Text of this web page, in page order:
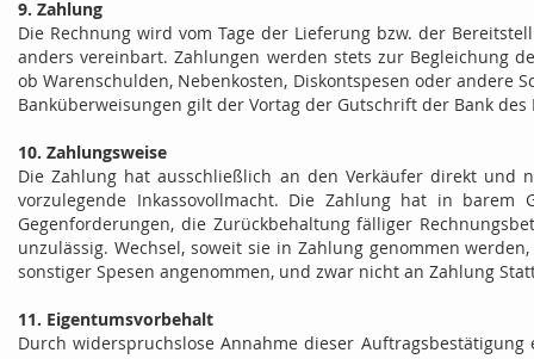
9. Zahlung
Die Rechnung wird vom Tage der Lieferung bzw. der
anders vereinbart. Zahlungen werden stets zur Begleichung
ob Warenschulden, Nebenkosten, Diskontspesen oder andere
Banküberweisungen gilt der Vortag der Gutschrift der Bank
10. Zahlungsweise
Die Zahlung hat ausschließlich an den Verkäufer direkt und
vorzulegende Inkassovollmacht. Die Zahlung hat in barem
Gegenforderungen, die Zurückbehaltung fälliger
unzulässig. Wechsel, soweit sie in Zahlung genommen
sonstiger Spesen angenommen, und zwar nicht an Zahlung
11. Eigentumsvorbehalt
Durch widerspruchslose Annahme dieser